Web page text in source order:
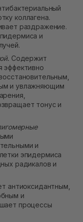
коллагена.
раздражение.
и
Содержит
эффективно
и увлажняющим
тонус и
и
эпидермиса
радикалов и
антиоксидантным,
и
процессы